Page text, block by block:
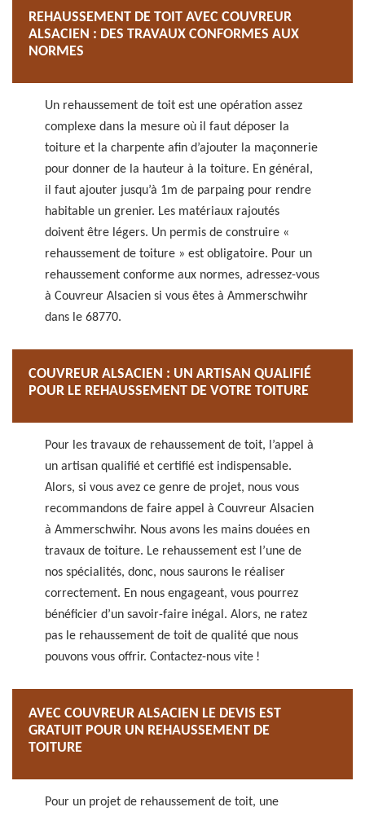
REHAUSSEMENT DE TOIT AVEC COUVREUR
ALSACIEN : DES TRAVAUX CONFORMES AUX
NORMES
Un rehaussement de toit est une opération assez
complexe dans la mesure où il faut déposer la
toiture et la charpente afin d’ajouter la maçonnerie
pour donner de la hauteur à la toiture. En général,
il faut ajouter jusqu’à 1m de parpaing pour rendre
habitable un grenier. Les matériaux rajoutés
doivent être légers. Un permis de construire «
rehaussement de toiture » est obligatoire. Pour un
rehaussement conforme aux normes, adressez-vous
à Couvreur Alsacien si vous êtes à Ammerschwihr
dans le 68770.
COUVREUR ALSACIEN : UN ARTISAN QUALIFIÉ
POUR LE REHAUSSEMENT DE VOTRE TOITURE
Pour les travaux de rehaussement de toit, l’appel à
un artisan qualifié et certifié est indispensable.
Alors, si vous avez ce genre de projet, nous vous
recommandons de faire appel à Couvreur Alsacien
à Ammerschwihr. Nous avons les mains douées en
travaux de toiture. Le rehaussement est l’une de
nos spécialités, donc, nous saurons le réaliser
correctement. En nous engageant, vous pourrez
bénéficier d’un savoir-faire inégal. Alors, ne ratez
pas le rehaussement de toit de qualité que nous
pouvons vous offrir. Contactez-nous vite !
AVEC COUVREUR ALSACIEN LE DEVIS EST
GRATUIT POUR UN REHAUSSEMENT DE
TOITURE
Pour un projet de rehaussement de toit, une